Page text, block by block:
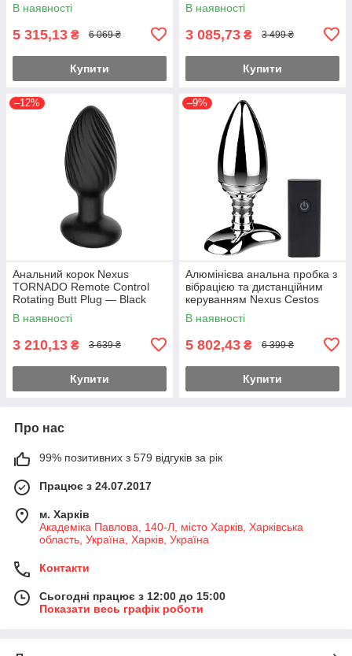
В наявності
5 315,13 ₴ 6 069 ₴
Купити
В наявності
3 085,73 ₴ 3 499 ₴
Купити
–12%
Анальний корок Nexus
TORNADO Remote Control
Rotating Butt Plug — Black
В наявності
3 210,13 ₴ 3 639 ₴
Купити
–9%
Алюмінієва анальна пробка з
вібрацією та дистанційним
керуванням Nexus Cestos
Feromon
В наявності
5 802,43 ₴ 6 399 ₴
Купити
Про нас
99% позитивних з 579 відгуків за рік
Працює з 24.07.2017
м. Харків
Академіка Павлова, 140-Л, місто Харків, Харківська
область, Україна, Харків, Україна
Контакти
Сьогодні працює з 12:00 до 15:00
Показати весь графік роботи